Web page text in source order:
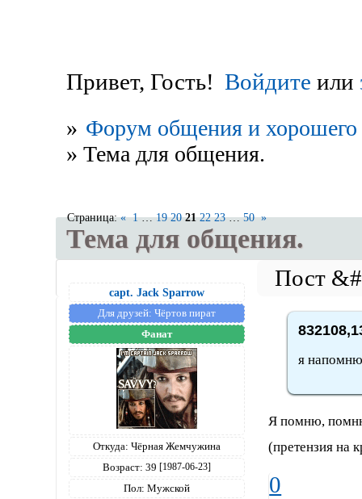
Привет, Гость! Войдите или
» Форум общения и хорошего
» Тема для общения.
Тема для общения.
Страница:« 1 … 19 20 21 22 23 … 50 »
capt. Jack Sparrow
Для друзей: Чёртов пират
Фанат
Откуда: Чёрная Жемчужина
Возраст: 39 [1987-06-23]
Пол: Мужской
я напомню
Я помню,
(претензия на
0